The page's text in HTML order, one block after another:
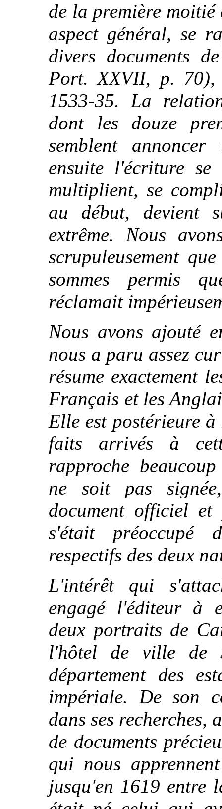
de la première moitié
aspect général, se
divers documents
Port. XXVII, p. 70),
1533-35. La
dont les douze
semblent
ensuite l'écriture
multiplient, se
au début, devient
extrême. Nous
scrupuleusement
sommes permis
réclamait
Nous avons ajouté
nous a paru assez
résume exactement
Français et les
Elle est postérieure
faits arrivés à
rapproche
ne soit pas
document officiel
s'était préoccupé
respectifs des deux
L'intérêt qui
engagé l'éditeur à
deux portraits de
l'hôtel de ville de
département des
impériale. De son
dans ses recherches,
de documents
qui nous
jusqu'en 1619 entre